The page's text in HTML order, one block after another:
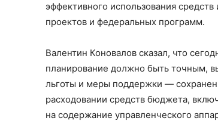
эффективного использования
проектов и федеральных программ.
Валентин Коновалов сказал, что
планирование должно быть точным,
льготы и меры поддержки —
расходовании средств бюджета,
на содержание управленческого